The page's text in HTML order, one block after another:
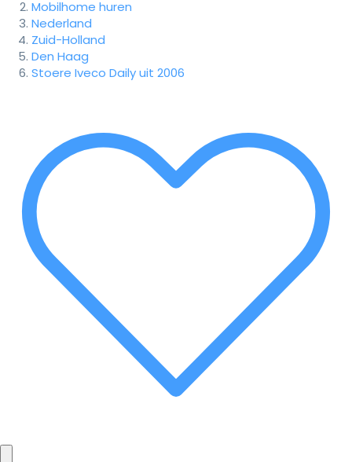
Mobilhome huren
Nederland
Zuid-Holland
Den Haag
Stoere Iveco Daily uit 2006